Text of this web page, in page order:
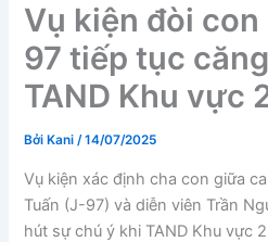
Vụ kiện đòi
97 tiếp tục
TAND Khu vực
Bởi Kani/14/07/2025
Vụ kiện xác định cha con giữa
Tuấn (J-97) và diễn viên Trần
hút sự chú ý khi TAND Khu vực